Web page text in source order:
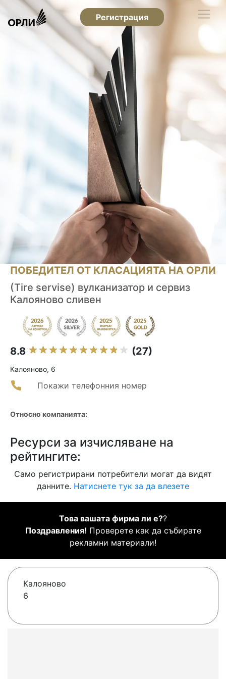
Регистрация
ПОБЕДИТЕЛ ОТ КЛАСАЦИЯТА НА ОРЛИ
(Tire servise) вулканизатор и сервиз
Калояново сливен
8.8 (27)
Калояново, 6
Покажи телефонния номер
Относно компанията:
Ресурси за изчисляване на
рейтингите:
Само регистрирани потребители могат да видят
данните. Натиснете тук за да влезете
Това вашата фирма ли е??
Поздравления! Проверете как да събирате
рекламни материали!
Калояново
6